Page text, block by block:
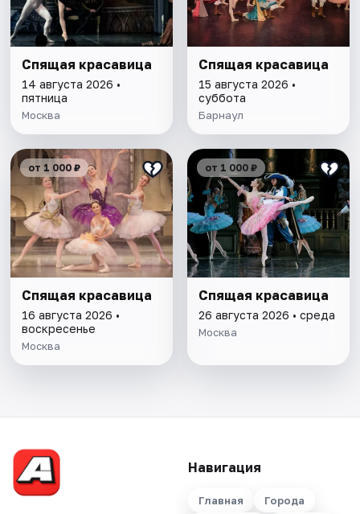
Спящая красавица
14 августа 2026 •
пятница
Москва
Спящая красавица
15 августа 2026 •
суббота
Барнаул
от 1 000 ₽
Спящая красавица
16 августа 2026 •
воскресенье
Москва
от 1 000 ₽
Спящая красавица
26 августа 2026 • среда
Москва
Навигация
Главная
Города